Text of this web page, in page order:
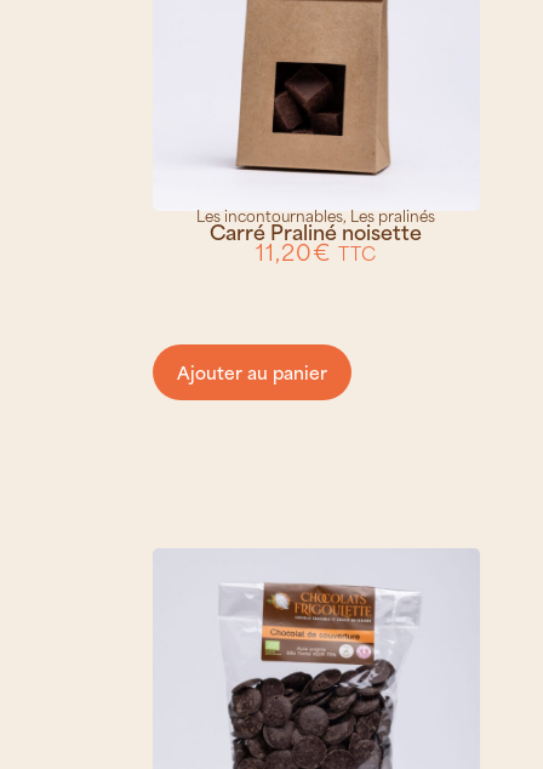
Les incontournables, Les pralinés
Carré Praliné noisette
11,20€ TTC
Ajouter au panier